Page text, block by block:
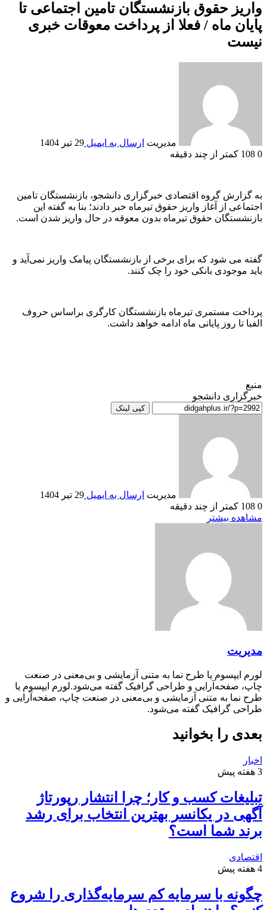
واریز حقوق بازنشستگان تامین اجتماعی تا
پایان ماه / فعلا از پرداخت معوقات خبری
نیست
مدیریت ارسال به ایمیل 29 تیر 1404
0
کمتر از چند دقیقه
به گزارش گروه اقتصادی خبرگزاری دانشجو، بازنشستگان تامین
اجتماعی از آغاز واریز حقوق تیرماه خبر دادند؛ بنا به گفته این
بازنشستگان حقوق تیرماه بدون معوقه در حال واریز شدن است.
گفته می شود که برای برخی از بازنشستگان پیامک واریز نمی‌آید و
باید موجودی بانکی خود را چک کنند.
پرداخت مستمری تیرماه بازنشستگان کارگری براساس حروف
الفبا تا روز پایانی ماه ادامه خواهد داشت.
منبع
خبرگزاری دانشجو
کپی لینک
مدیریت ارسال به ایمیل 29 تیر 1404
0
کمتر از چند دقیقه
مشاهده بیشتر
مدیریت
لورم ایپسوم یا طرح‌ نما به متنی آزمایشی و بی‌معنی در صنعت
چاپ، صفحه‌آرایی و طراحی گرافیک گفته می‌شود.لورم ایپسوم یا
طرح‌ نما به متنی آزمایشی و بی‌معنی در صنعت چاپ، صفحه‌آرایی و
طراحی گرافیک گفته می‌شود.
بعدی را بخوانید
اخبار
3 هفته پیش
تبلیغات کسب و کار؛ چرا انتشار رپورتاژ
آگهی در یکانسر بهترین انتخاب برای رشد
برند شما است؟
اقتصادی
4 هفته پیش
چگونه با سرمایه کم سرمایه‌گذاری را شروع